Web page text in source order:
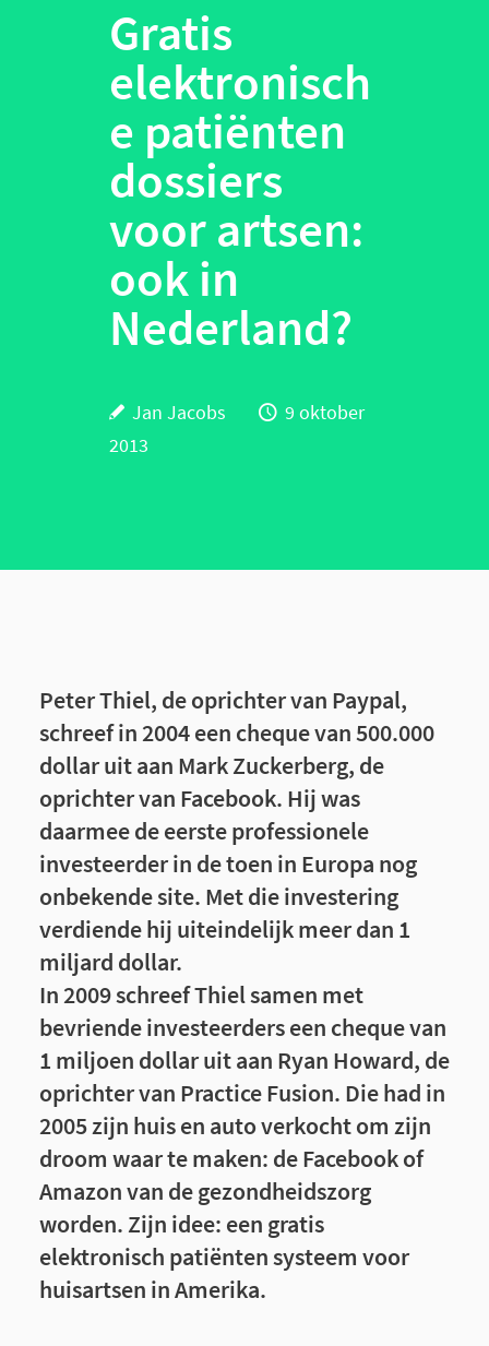
Gratis
elektronisch
e patiënten
dossiers
voor artsen:
ook in
Nederland?
Jan Jacobs
9 oktober
2013
Peter Thiel, de oprichter van Paypal,
schreef in 2004 een cheque van 500.000
dollar uit aan Mark Zuckerberg, de
oprichter van Facebook. Hij was
daarmee de eerste professionele
investeerder in de toen in Europa nog
onbekende site. Met die investering
verdiende hij uiteindelijk meer dan 1
miljard dollar.
In 2009 schreef Thiel samen met
bevriende investeerders een cheque van
1 miljoen dollar uit aan Ryan Howard, de
oprichter van Practice Fusion. Die had in
2005 zijn huis en auto verkocht om zijn
droom waar te maken: de Facebook of
Amazon van de gezondheidszorg
worden. Zijn idee: een gratis
elektronisch patiënten systeem voor
huisartsen in Amerika.